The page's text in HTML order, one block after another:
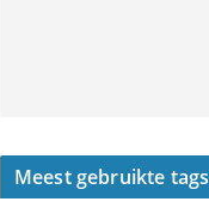
Meest gebruikte tags